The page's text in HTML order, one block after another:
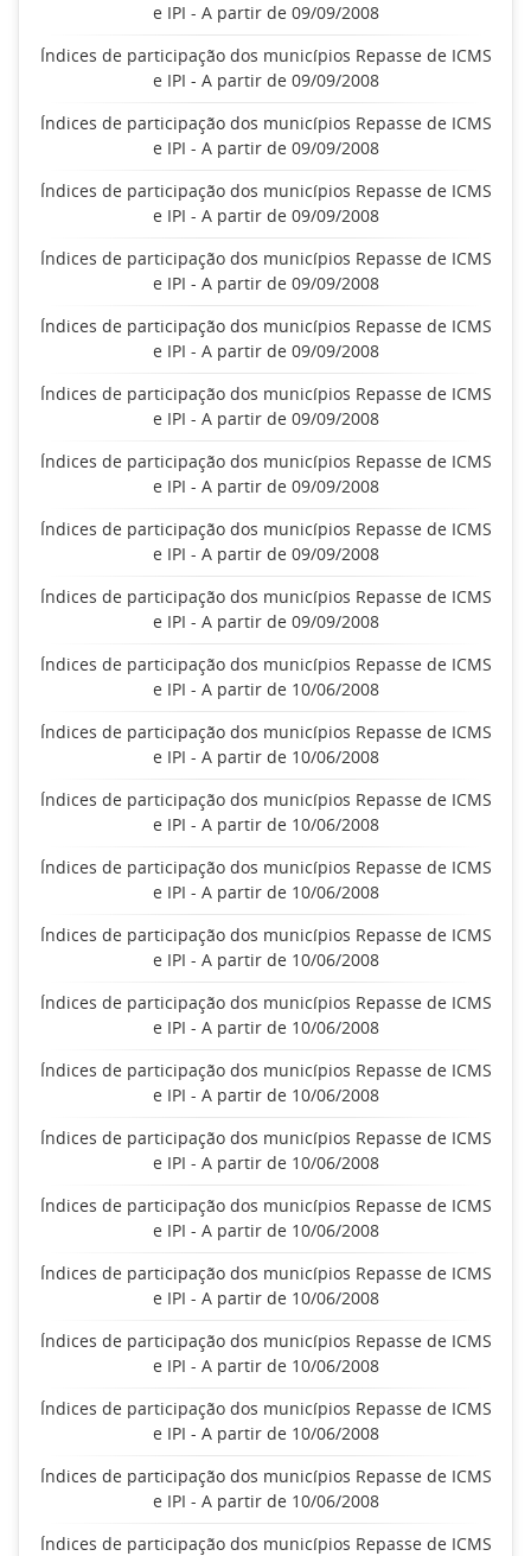
e IPI - A partir de 09/09/2008
Índices de participação dos municípios Repasse de ICMS
e IPI - A partir de 09/09/2008
Índices de participação dos municípios Repasse de ICMS
e IPI - A partir de 09/09/2008
Índices de participação dos municípios Repasse de ICMS
e IPI - A partir de 09/09/2008
Índices de participação dos municípios Repasse de ICMS
e IPI - A partir de 09/09/2008
Índices de participação dos municípios Repasse de ICMS
e IPI - A partir de 09/09/2008
Índices de participação dos municípios Repasse de ICMS
e IPI - A partir de 09/09/2008
Índices de participação dos municípios Repasse de ICMS
e IPI - A partir de 09/09/2008
Índices de participação dos municípios Repasse de ICMS
e IPI - A partir de 09/09/2008
Índices de participação dos municípios Repasse de ICMS
e IPI - A partir de 09/09/2008
Índices de participação dos municípios Repasse de ICMS
e IPI - A partir de 10/06/2008
Índices de participação dos municípios Repasse de ICMS
e IPI - A partir de 10/06/2008
Índices de participação dos municípios Repasse de ICMS
e IPI - A partir de 10/06/2008
Índices de participação dos municípios Repasse de ICMS
e IPI - A partir de 10/06/2008
Índices de participação dos municípios Repasse de ICMS
e IPI - A partir de 10/06/2008
Índices de participação dos municípios Repasse de ICMS
e IPI - A partir de 10/06/2008
Índices de participação dos municípios Repasse de ICMS
e IPI - A partir de 10/06/2008
Índices de participação dos municípios Repasse de ICMS
e IPI - A partir de 10/06/2008
Índices de participação dos municípios Repasse de ICMS
e IPI - A partir de 10/06/2008
Índices de participação dos municípios Repasse de ICMS
e IPI - A partir de 10/06/2008
Índices de participação dos municípios Repasse de ICMS
e IPI - A partir de 10/06/2008
Índices de participação dos municípios Repasse de ICMS
e IPI - A partir de 10/06/2008
Índices de participação dos municípios Repasse de ICMS
e IPI - A partir de 10/06/2008
Índices de participação dos municípios Repasse de ICMS